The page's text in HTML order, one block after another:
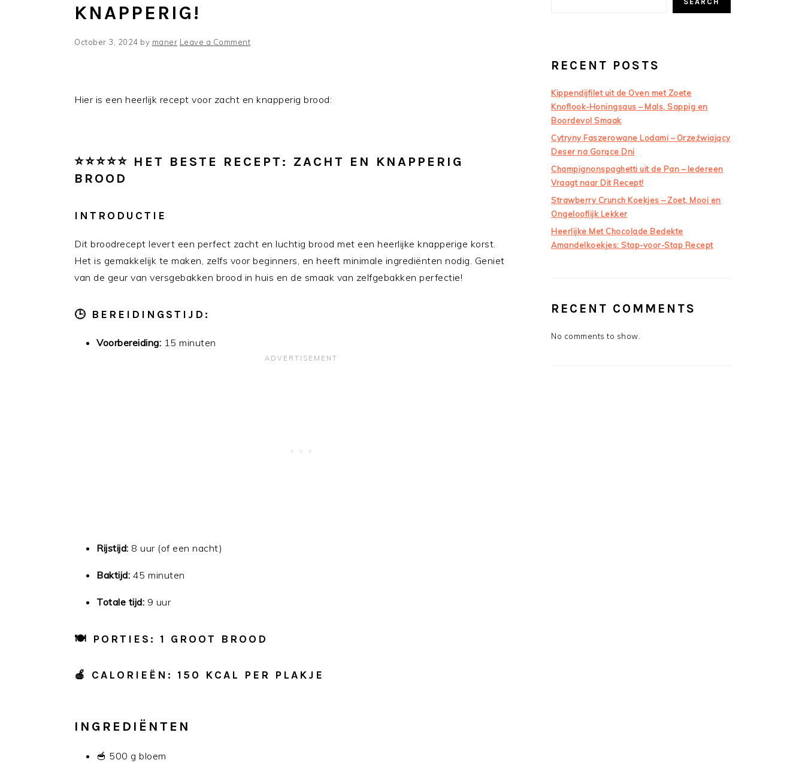
KNAPPERIG!
October 3, 2024 by maner Leave a Comment
Hier is een heerlijk recept voor zacht en knapperig brood:
⭐⭐⭐⭐⭐ HET BESTE RECEPT: ZACHT EN KNAPPERIG
BROOD
INTRODUCTIE
Dit broodrecept levert een perfect zacht en luchtig brood met een heerlijke knapperige korst.
Het is gemakkelijk te maken, zelfs voor beginners, en heeft minimale ingrediënten nodig. Geniet
van de geur van versgebakken brood in huis en de smaak van zelfgebakken perfectie!
🕒 BEREIDINGSTIJD:
Voorbereiding: 15 minuten
Rijstijd: 8 uur (of een nacht)
Baktijd: 45 minuten
Totale tijd: 9 uur
🍽️ PORTIES: 1 GROOT BROOD
🍎 CALORIEËN: 150 KCAL PER PLAKJE
INGREDIËNTEN
🥣 500 g bloem
RECENT POSTS
Kippendijfilet uit de Oven met Zoete
Knoflook-Honingsaus – Mals, Sappig en
Boordevol Smaak
Cytryny Faszerowane Lodami – Orzeźwiający
Deser na Gorące Dni
Champignonspaghetti uit de Pan – Iedereen
Vraagt naar Dit Recept!
Strawberry Crunch Koekjes – Zoet, Mooi en
Ongelooflijk Lekker
Heerlijke Met Chocolade Bedekte
Amandelkoekjes: Stap-voor-Stap Recept
RECENT COMMENTS
No comments to show.